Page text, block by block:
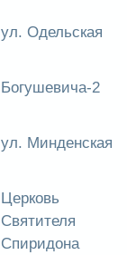
ул. Одельская
Богушевича-2
ул. Минденская
Церковь
Святителя
Спиридона